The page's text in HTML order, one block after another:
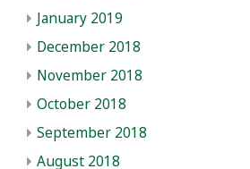
January 2019
December 2018
November 2018
October 2018
September 2018
August 2018